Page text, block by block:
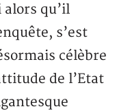
qu’il
s’est
célèbre
de l’Etat